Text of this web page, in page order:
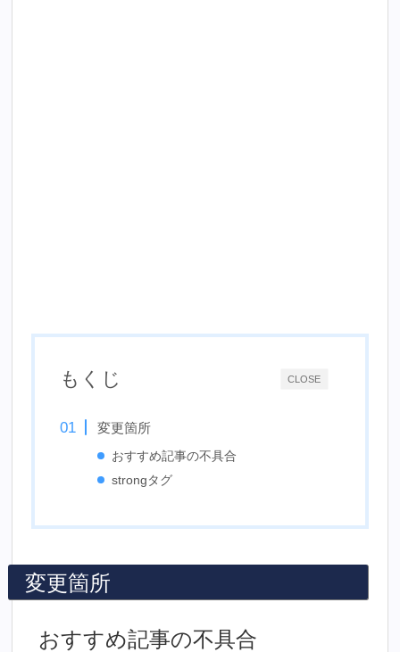
CLOSE
もくじ
変更箇所
おすすめ記事の不具合
strongタグ
変更箇所
おすすめ記事の不具合